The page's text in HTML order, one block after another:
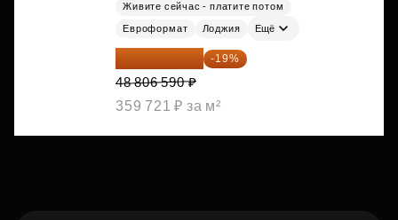
Живите сейчас - платите потом
Евроформат Лоджия Ещё
39 533 338 ₽ -19%
48 806 590 ₽
359 721 ₽ за м²